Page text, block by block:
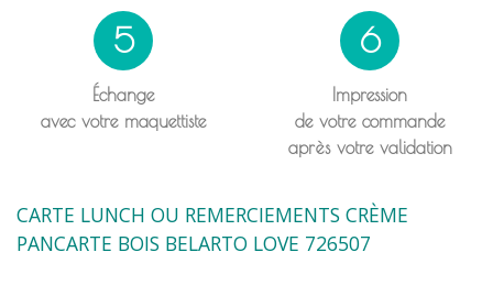
5
Échange
avec votre maquettiste
6
Impression
de votre commande
après votre validation
CARTE LUNCH OU REMERCIEMENTS CRÈME
PANCARTE BOIS BELARTO LOVE 726507